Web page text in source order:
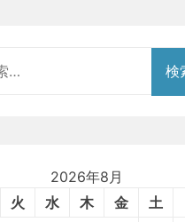
2026年8月
火 水 木 金 土